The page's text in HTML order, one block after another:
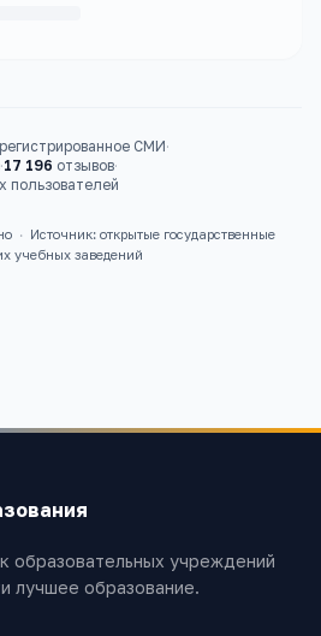
СМИ·
·17 196 отзывов·
пользователей
·
Источник: открытые государственные
учебных заведений
образовательных учреждений
лучшее образование.